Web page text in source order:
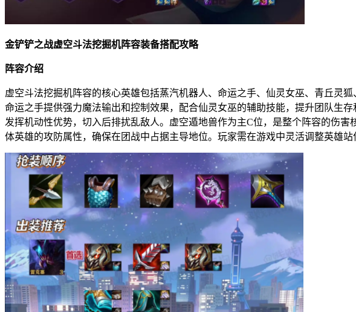
金铲铲之战虚空斗法挖掘机阵容装备搭配攻略
阵容介绍
虚空斗法挖掘机阵容的核心英雄包括蒸汽机器人、命运之手、仙灵女巫、青丘灵
命运之手提供强力魔法输出和控制效果，配合仙灵女巫的辅助技能，提升团队生
发挥机动性优势，切入后排扰乱敌人。虚空遁地兽作为主C位，是整个阵容的伤
体英雄的攻防属性，确保在团战中占据主导地位。玩家需在游戏中灵活调整英雄